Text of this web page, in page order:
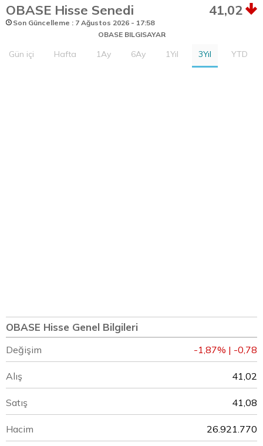
OBASE Hisse Senedi 41,02
Son Güncelleme : 7 Ağustos 2026 - 17:58
OBASE BILGISAYAR
Gün içi Hafta 1Ay 6Ay 1Yıl 3Yıl YTD
OBASE Hisse Genel Bilgileri
Değişim -1,87% | -0,78
Alış 41,02
Satış 41,08
Hacim 26.921.770